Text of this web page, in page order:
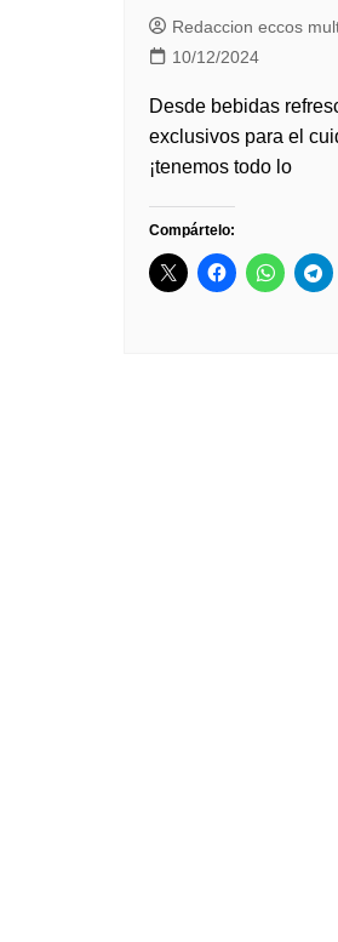
Redaccion eccos
10/12/2024
Desde bebidas
exclusivos para el
¡tenemos todo lo
Compártelo: